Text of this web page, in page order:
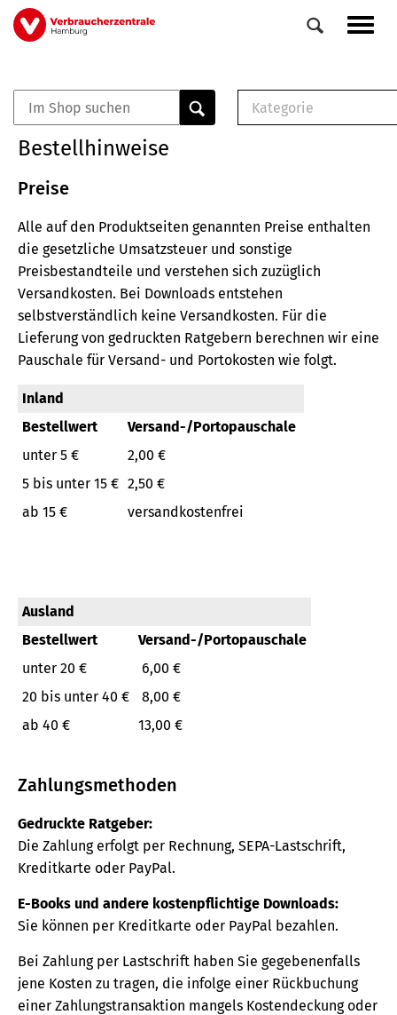
Direkt
zum
Veranstaltungen
0
Elemente
Kategorie
Broschüre
Buch
Bestellhinweise
Preise
Alle auf den Produktseiten genannten Preise enthalten
die gesetzliche Umsatzsteuer und sonstige
Preisbestandteile und verstehen sich zuzüglich
Versandkosten. Bei Downloads entstehen
selbstverständlich keine Versandkosten. Für die
Lieferung von gedruckten Ratgebern berechnen wir eine
Pauschale für Versand- und Portokosten wie folgt.
Inland
Bestellwert
Versand-/Portopauschale
unter 5 €
2,00 €
5 bis unter 15 € 2,50 €
ab 15 €
versandkostenfrei
Ausland
Bestellwert
Versand-/Portopauschale
unter 20 €
6,00 €
20 bis unter 40 €
8,00 €
ab 40 €
13,00 €
Zahlungsmethoden
Gedruckte Ratgeber:
Die Zahlung erfolgt per Rechnung, SEPA-Lastschrift,
Kreditkarte oder PayPal.
E-Books und andere kostenpflichtige Downloads:
Sie können per Kreditkarte oder PayPal bezahlen.
Bei Zahlung per Lastschrift haben Sie gegebenenfalls
jene Kosten zu tragen, die infolge einer Rückbuchung
einer Zahlungstransaktion mangels Kostendeckung oder